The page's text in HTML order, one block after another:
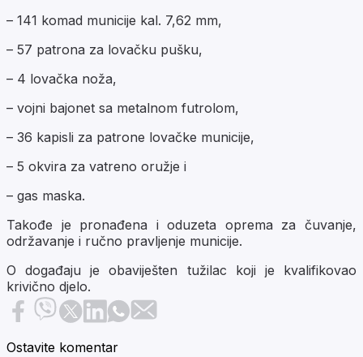
– 141 komad municije kal. 7,62 mm,
– 57 patrona za lovačku pušku,
– 4 lovačka noža,
– vojni bajonet sa metalnom futrolom,
– 36 kapisli za patrone lovačke municije,
– 5 okvira za vatreno oružje i
– gas maska.
Takođe je pronađena i oduzeta oprema za čuvanje,
održavanje i ručno pravljenje municije.
O događaju je obaviješten tužilac koji je kvalifikovao
krivično djelo.
Ostavite komentar